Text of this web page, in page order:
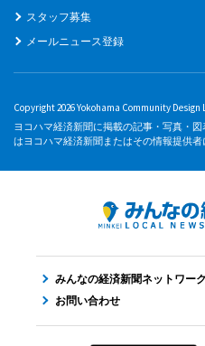
スタッフ募集
メールニュース登録
Copyright 2026 Yokohama Community Design
ヨコハマ経済新聞に掲載の記事・写真・
はヨコハマ経済新聞またはその情報提供者
みんなの経済新聞ネットワーク
お問い合わせ